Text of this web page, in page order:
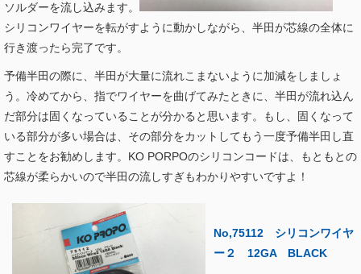
ソルダーを流し込みます。
シリコンワイヤーを転がすように動かしながら、半田が芯線の全体に
行き渡ったら完了です。
予備半田の際に、半田が大量に流れこまないように加減をしましょ
う。冷めてから、指でワイヤーを曲げてみたときに、半田が流れ込ん
だ部分は固くなっていることが分かると思います。もし、固くなって
いる部分が多い場合は、その部分をカットしてもう一度予備半田し直
すことをお勧めします。KO PORPOのシリコンコードは、もともとの
芯線が柔らかいので半田の流しすぎもわかりやすいですよ！
No,75112
シリコンワイヤ
ー２ 12GA BLACK